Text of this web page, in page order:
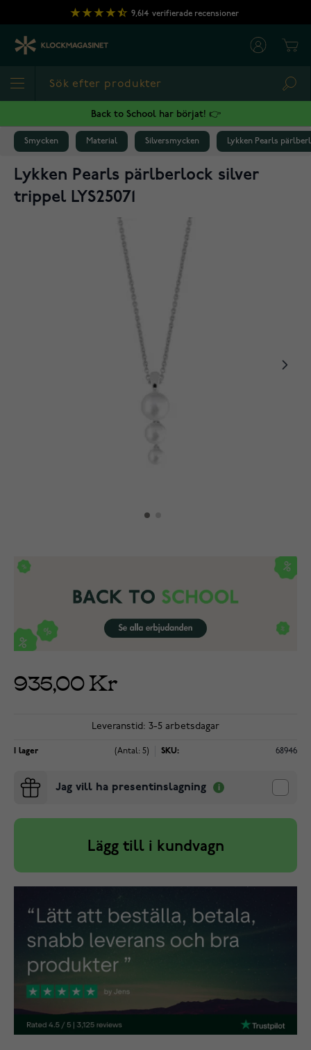
Hoppa till innehållet
9,614 verifierade recensioner
Back to School har börjat! 👉
Smycken Material Silversmycken Lykken Pearls
Lykken Pearls pärlberlock silver
trippel LYS25071
935,00 Kr
Leveranstid: 3-5 arbetsdagar
I lager (Antal: 5) SKU: 68946
Jag vill ha presentinslagning
Lägg till i kundvagn